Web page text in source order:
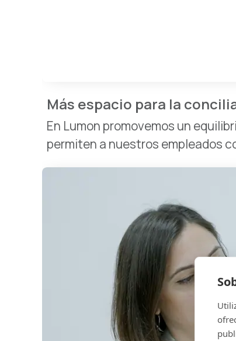
Más espacio para la
En Lumon promovemos un
permiten a nuestros empleados